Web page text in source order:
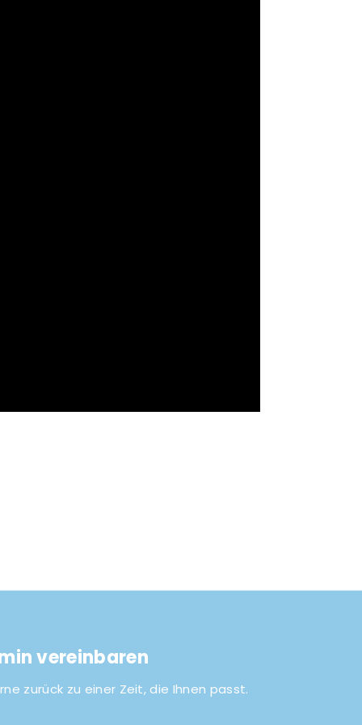
vereinbaren
zurück zu einer Zeit, die Ihnen passt.